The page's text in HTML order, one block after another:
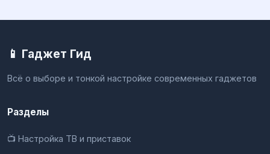
📱 Гаджет Гид
Всё о выборе и тонкой настройке современных гаджетов
Разделы
📺 Настройка ТВ и приставок